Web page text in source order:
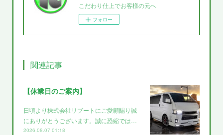
こだわり仕上でお客様の元へ
フォロー
関連記事
【休業日のご案内】
日頃より株式会社リブートにご愛顧賜り誠
にありがとうございます。誠に恐縮では…
2026.08.07 01:18